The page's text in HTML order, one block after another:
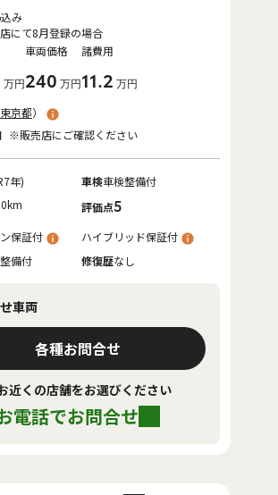
万円
車両価格
240 万円
諸費用
11.2 万円
み
にて8月登録の場合
東京都）
※販売店にご確認ください
年) 車検車検整備付
評価点5
保証付
ハイブリッド保証付
備付 修復歴なし
車両
各種お問合せ
近くの店舗をお選びください
電話でお問合せ